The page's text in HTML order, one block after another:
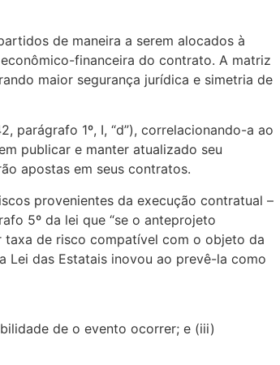
de maneira a serem alocados à
financeira do contrato. A matriz
maior segurança jurídica e simetria de
parágrafo 1º, I, “d”), correlacionando-a ao
publicar e manter atualizado seu
apostas em seus contratos.
provenientes da execução contratual –
5º da lei que “se o anteprojeto
de risco compatível com o objeto da
Lei das Estatais inovou ao prevê-la como
de o evento ocorrer; e (iii)